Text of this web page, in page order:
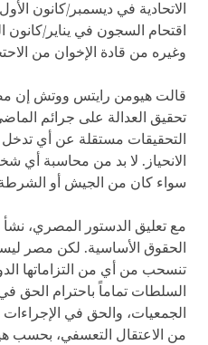
وغيره من قادة الإخوان من
قالت هيومن رايتس ووتش إن
تحقيق العدالة على جرائم
التحقيقات مستقلة عن أي
الانحياز. لا بد من محاسبة
سواء كان من الجيش أو الشرطة
مع تعليق الدستور المصري، نشأ
الحقوق الأساسية. لكن مصر
تنسحب من أي من التزاماتها
السلطات تماماً باحترام الحق
الجمعيات، والحق في
من الاعتقال التعسفي، بحسب